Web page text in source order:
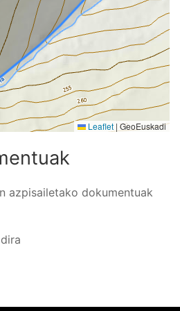
Leaflet |GeoEuskadi
azpisailetako dokumentuak